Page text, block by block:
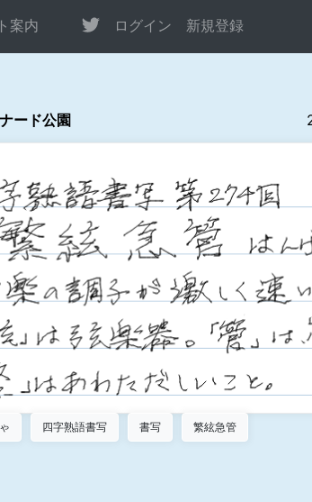
案内 ログイン 新規登録
ード公園
四字熟語書写 書写 繁絃急管